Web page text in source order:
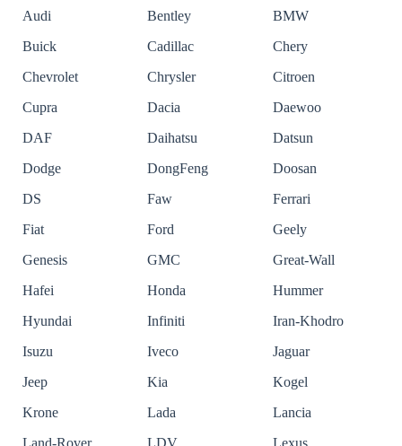
Audi
Bentley
BMW
Buick
Cadillac
Chery
Chevrolet
Chrysler
Citroen
Cupra
Dacia
Daewoo
DAF
Daihatsu
Datsun
Dodge
DongFeng
Doosan
DS
Faw
Ferrari
Fiat
Ford
Geely
Genesis
GMC
Great-Wall
Hafei
Honda
Hummer
Hyundai
Infiniti
Iran-Khodro
Isuzu
Iveco
Jaguar
Jeep
Kia
Kogel
Krone
Lada
Lancia
Land-Rover
LDV
Lexus